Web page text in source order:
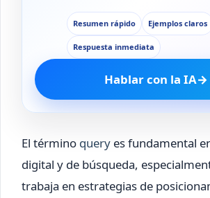
Resumen rápido Ejemplos claros
Respuesta inmediata
Hablar con la IA→
El término query es fundamental
digital y de búsqueda,
trabaja en estrategias de